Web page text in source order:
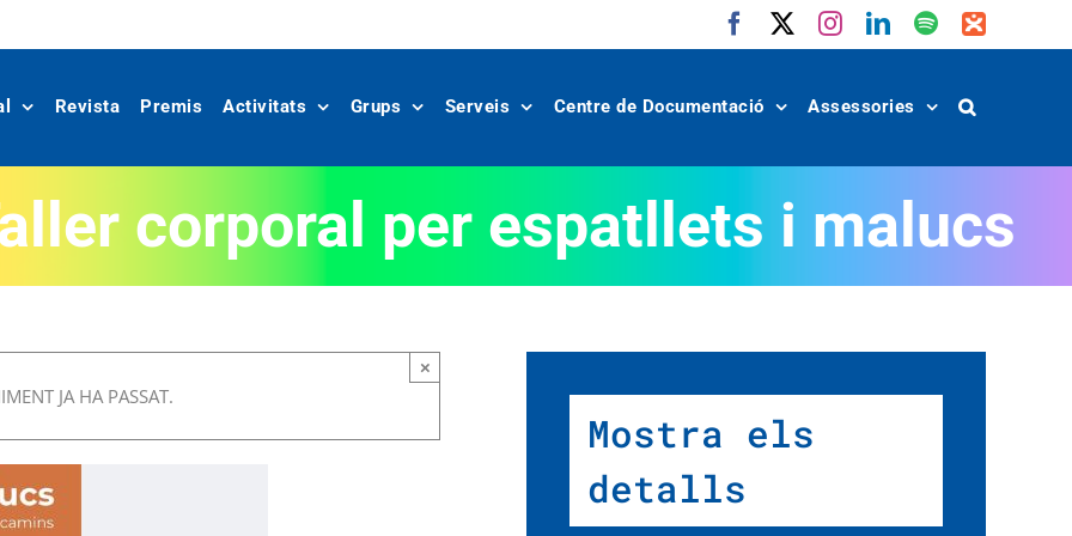
FacebookInstagram
LinkedIn
Spotify
IVoox
Revista Premis Activitats Grups Serveis Centre de Documentació Assessories
corporal per espatllets i malucs
JA HA PASSAT.
×
Mostra els
detalls